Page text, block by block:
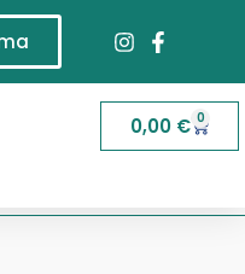
0,00 € 0